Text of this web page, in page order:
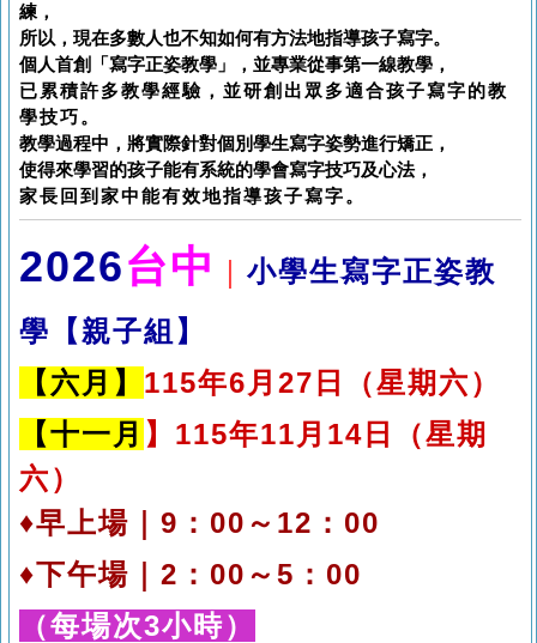
練，
所以，現在多數人也不知如何有方法地指導孩子寫字。
個人首創「寫字正姿教學」，並專業從事第一線教學，
已累積許多教學經驗，並研創出眾多適合孩子寫字的教
學技巧。
教學過程中，將實際針對個別學生寫字姿勢進行矯正，
使得來學習的孩子能有系統的學會寫字技巧及心法，
家長回到家中能有效地指導孩子寫字。
2026台中 小學生寫字正姿教
學【親子組】
【六月】 115年6月27日（星期六）
【十一月 】115年11月14日
（星期
六）
♦早上場｜9 ：00～12：00
♦下午場｜2：00～5：00
（每場次3小時）